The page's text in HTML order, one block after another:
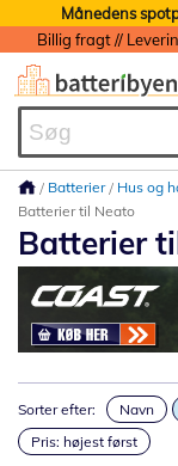
Månedens
Batterier Hus og
Batterier til Neato
Batterier
Sorter efter: Navn
Pris: højest først